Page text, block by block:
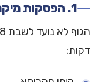
1. הפסקות מיקרו – כל שעה
דקות: